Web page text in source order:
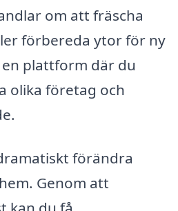
om att fräscha
förbereda ytor för ny
plattform där du
olika företag och
förändra
Genom att